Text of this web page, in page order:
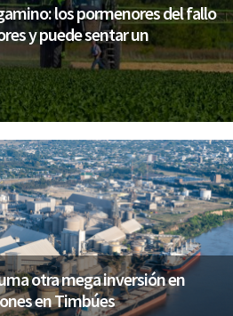
los pormenores del fallo
y puede sentar un
otra mega inversión en
en Timbúes